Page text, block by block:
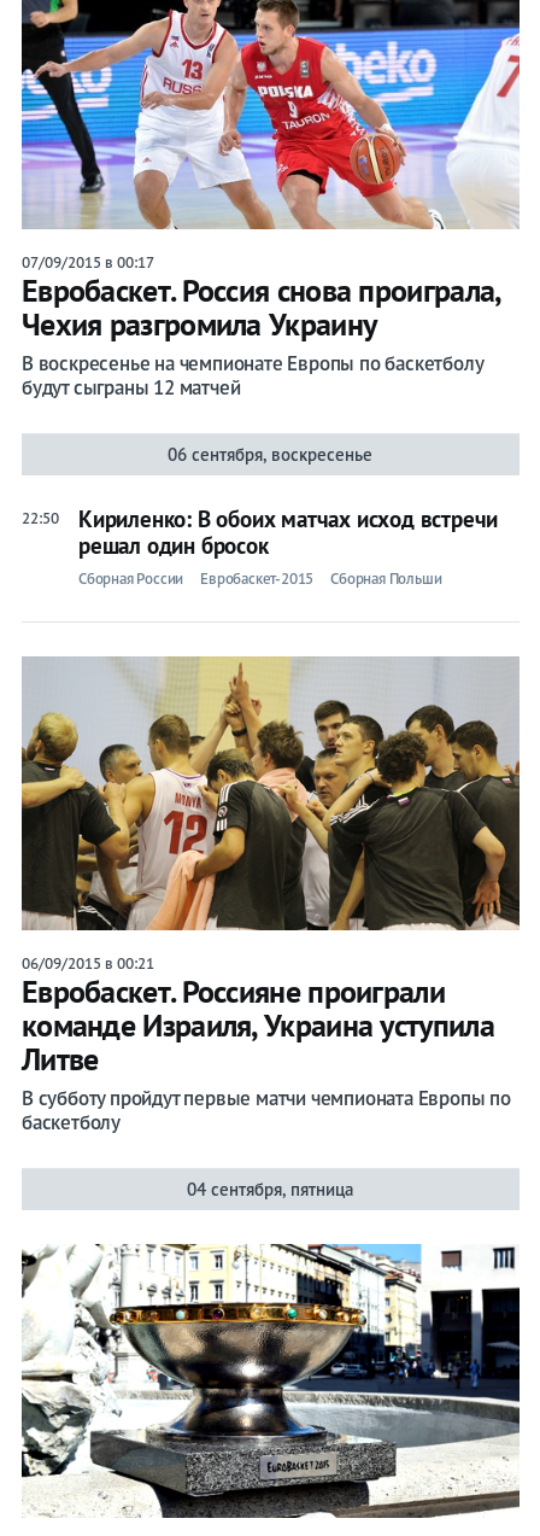
07/09/2015 в 00:17
Евробаскет. Россия снова проиграла,
Чехия разгромила Украину
В воскресенье на чемпионате Европы по баскетболу
будут сыграны 12 матчей
06 сентября, воскресенье
22:50
Кириленко: В обоих матчах исход встречи
решал один бросок
Сборная России Евробаскет-2015 Сборная Польши
06/09/2015 в 00:21
Евробаскет. Россияне проиграли
команде Израиля, Украина уступила
Литве
В субботу пройдут первые матчи чемпионата Европы по
баскетболу
04 сентября, пятница